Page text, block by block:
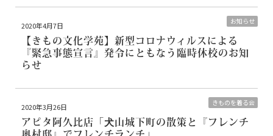
お知らせ
2020年4月7日
【きもの文化学苑】新型コロナウィルスによる
『緊急事態宣言』発令にともなう臨時休校のお知
らせ
きものを着る会
2020年3月26日
アピタ阿久比店 「犬山城下町の散策と『フレンチ